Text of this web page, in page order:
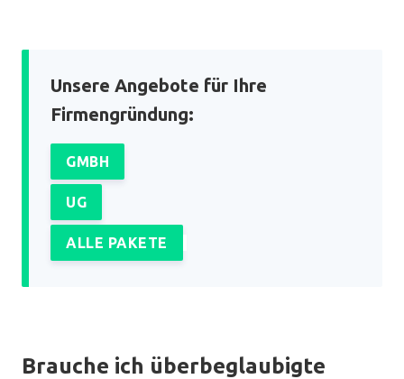
Unsere Angebote für Ihre
Firmengründung:
GMBH
UG
ALLE PAKETE
Brauche ich überbeglaubigte